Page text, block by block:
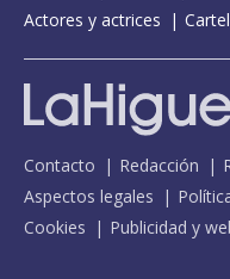
Actores y actrices
Contacto Redacción
Aspectos legales
Cookies
Publicidad y